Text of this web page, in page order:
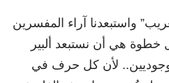
واستبعدنا آراء المفسرين
خطوة هي أن نستبعد ألبير
لأن كل حرف في